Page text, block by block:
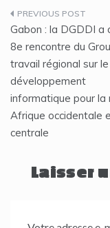
Navigation
de
l’article
Gabon : la DGDDI a
8e rencontre du
travail régional sur le
développement
informatique pour la
Afrique occidentale
centrale
Laisser